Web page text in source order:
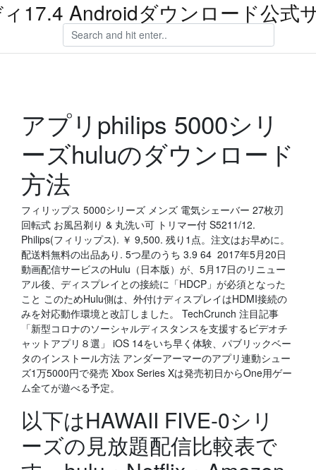
17.4 Androidダウンロード公式
アプリphilips 5000シリ
ーズhuluのダウンロード
方法
フィリップス 5000シリーズ メンズ 電気シェーバー 27枚刃
回転式 お風呂剃り & 丸洗い可 トリマー付 S5211/12.
Philips(フィリップス). ￥ 9,500. 残り1点。注文はお早めに。
配送料無料の出品あり. 5つ星のうち 3.9 64 2017年5月20日
動画配信サービスのHulu（日本版）が、5月17日のリニュー
アル後、ディスプレイとの接続に「HDCP」が必須となった
こと このためHulu側は、外付けディスプレイはHDMI接続の
みを対応動作環境と改訂しました。 TechCrunch 注目記事
「新型コロナのソーシャルディスタンスを支援するビデオチ
ャットアプリ８選」 iOS 14をいち早く体験、パブリックベー
タのインストール方法 アンダーアーマーのアプリ連動シュー
ズ1万5000円で発売 Xbox Series Xは発売初日からOne用ゲー
ム全てが遊べる予定。
以下はHAWAII FIVE-0シリ
ーズの見放題配信比較表で